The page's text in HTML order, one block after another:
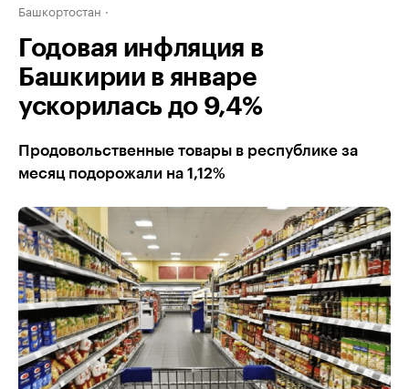
Башкортостан
Годовая инфляция в
Башкирии в январе
ускорилась до 9,4%
Продовольственные товары в республике за
месяц подорожали на 1,12%